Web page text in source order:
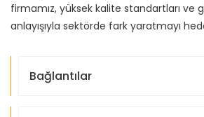
firmamız, yüksek kalite standartları ve
anlayışıyla sektörde fark yaratmayı
Bağlantılar